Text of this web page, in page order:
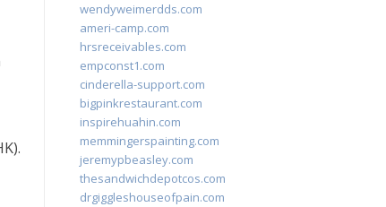
wendyweimerdds.com
ameri-camp.com
hrsreceivables.com
empconst1.com
cinderella-support.com
bigpinkrestaurant.com
inspirehuahin.com
memmingerspainting.com
jeremypbeasley.com
thesandwichdepotcos.com
drgiggleshouseofpain.com